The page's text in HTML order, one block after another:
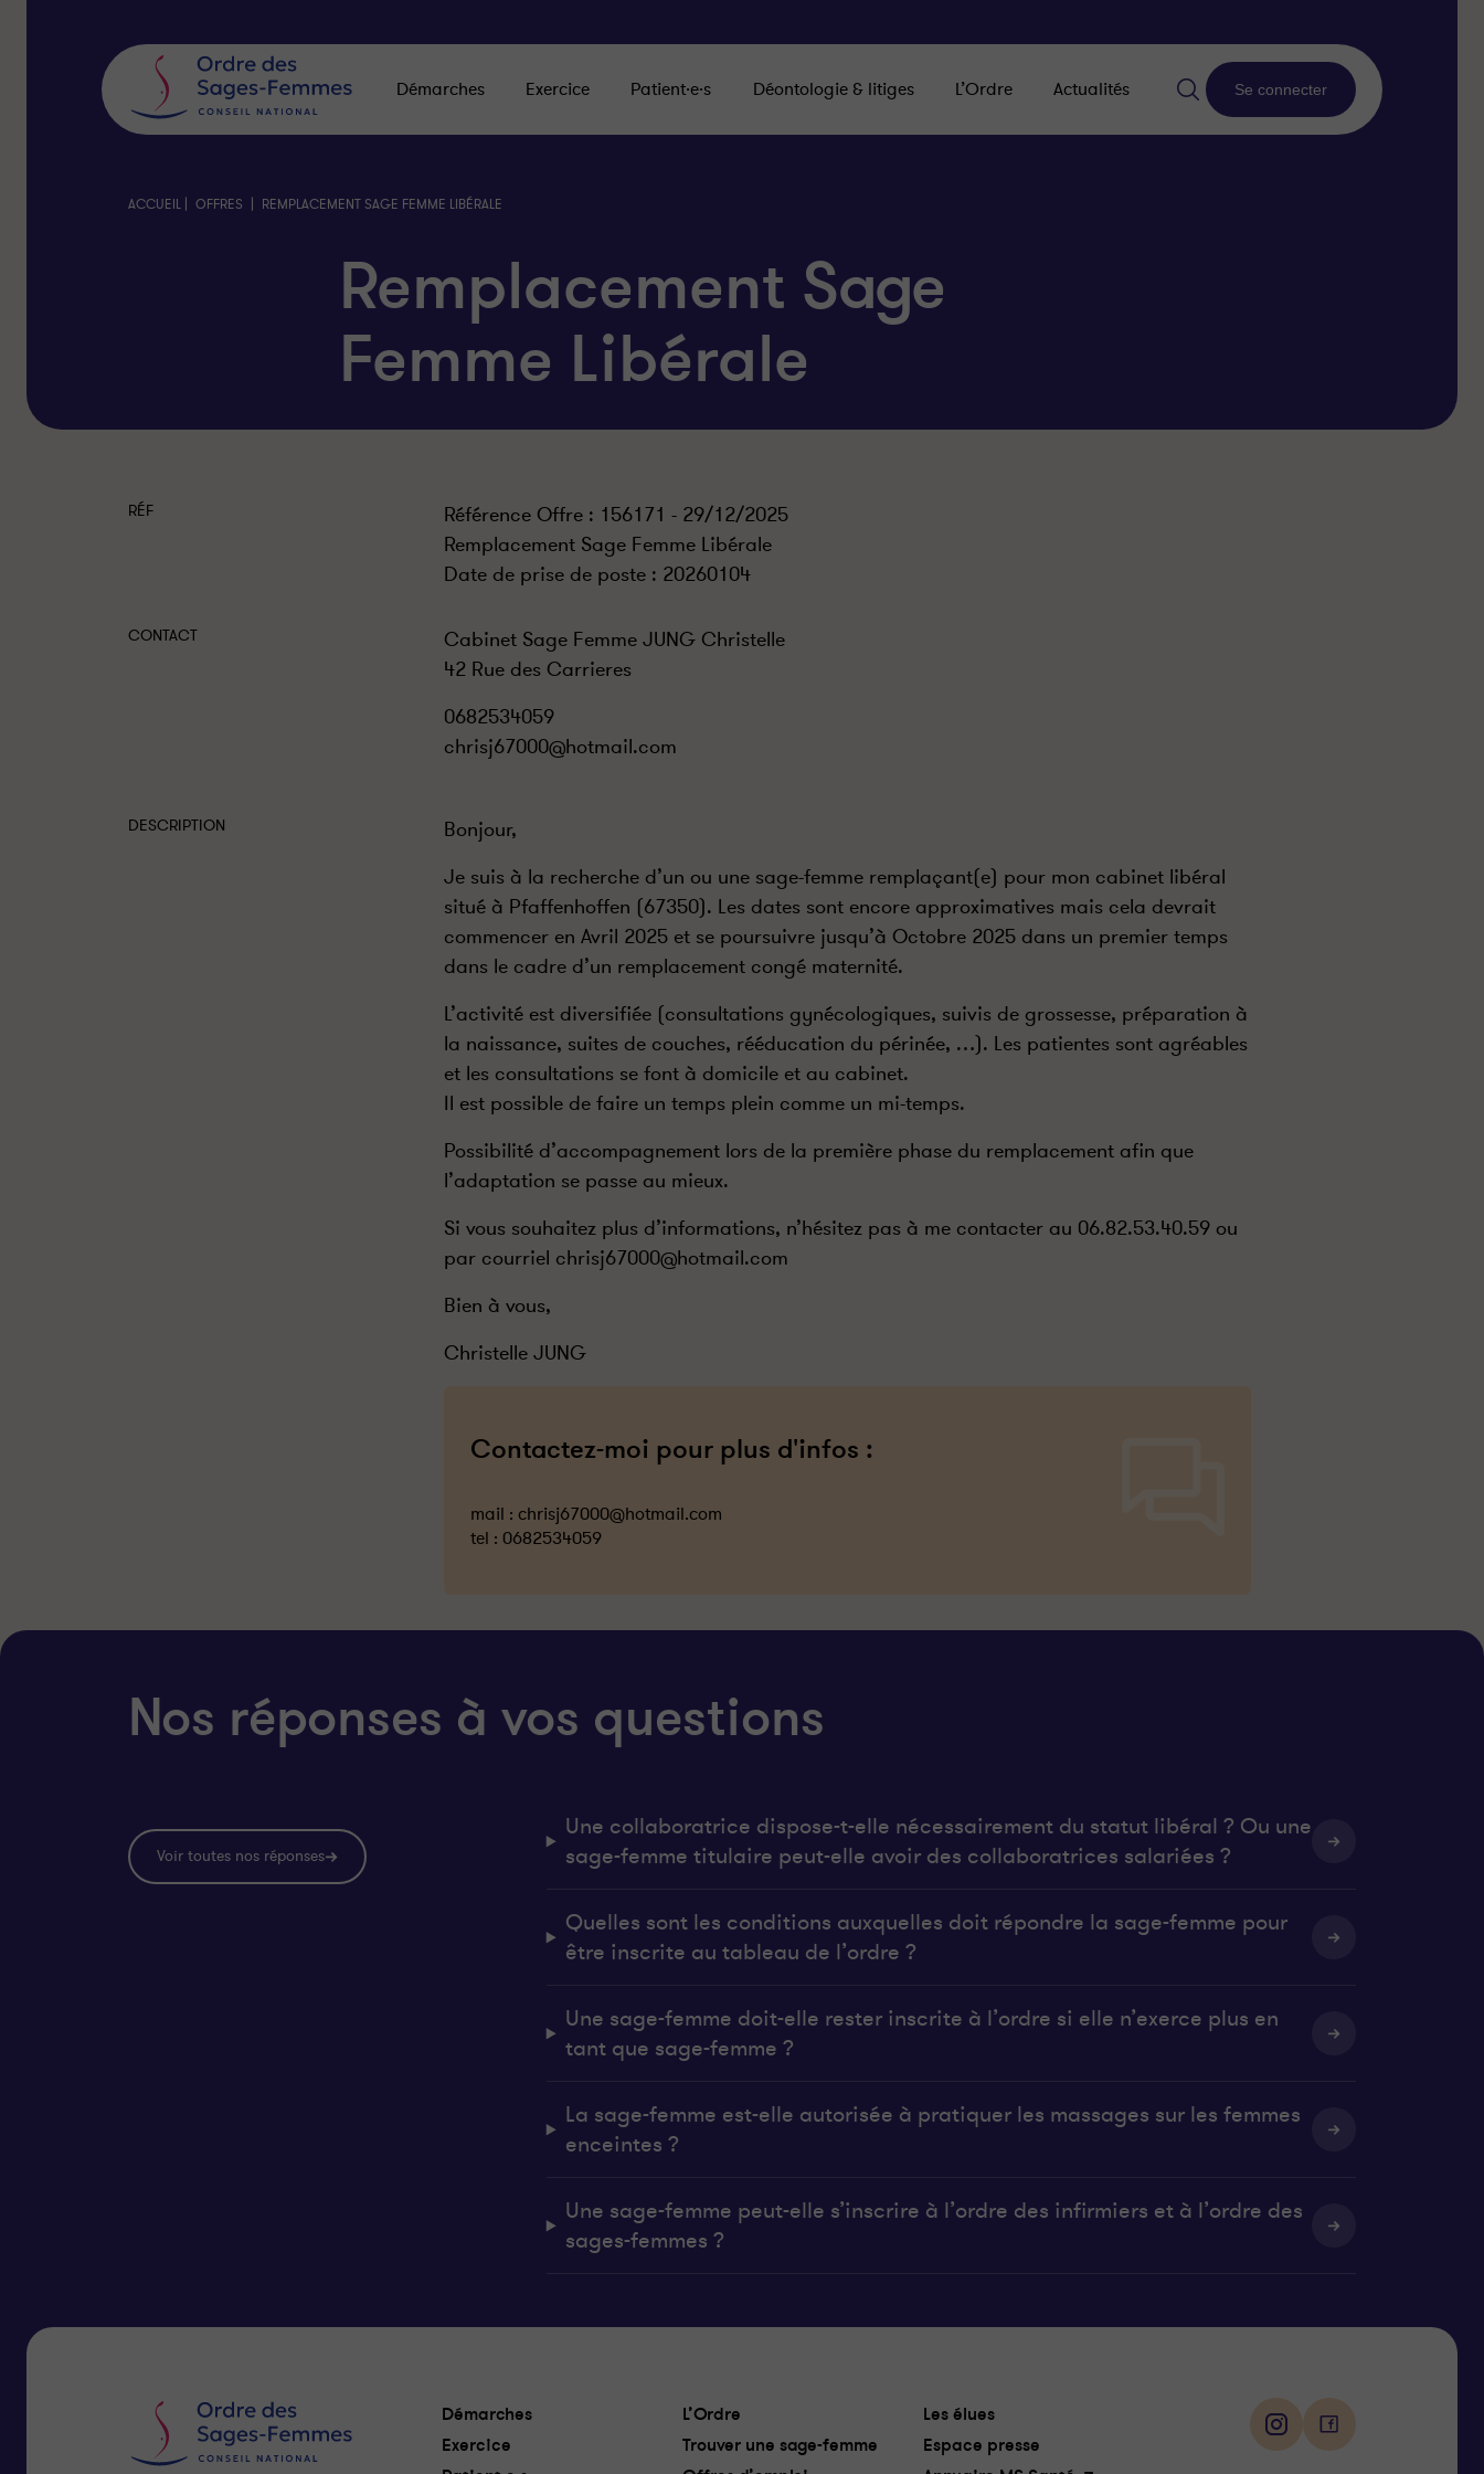
Démarches Exercice Patient·e·s Déontologie & litiges L’Ordre Actualités Se connecter
ACCUEIL | OFFRES | REMPLACEMENT SAGE FEMME LIBÉRALE
Remplacement Sage
Femme Libérale
RÉF
Référence Offre : 156171 - 29/12/2025
Remplacement Sage Femme Libérale
Date de prise de poste : 20260104
CONTACT
Cabinet Sage Femme JUNG Christelle
42 Rue des Carrieres
0682534059
chrisj67000@hotmail.com
DESCRIPTION
Bonjour,
Je suis à la recherche d’un ou une sage-femme remplaçant(e) pour mon cabinet libéral
situé à Pfaffenhoffen (67350). Les dates sont encore approximatives mais cela devrait
commencer en Avril 2025 et se poursuivre jusqu’à Octobre 2025 dans un premier temps
dans le cadre d’un remplacement congé maternité.
L’activité est diversifiée (consultations gynécologiques, suivis de grossesse, préparation à
la naissance, suites de couches, rééducation du périnée, …). Les patientes sont agréables
et les consultations se font à domicile et au cabinet.
Il est possible de faire un temps plein comme un mi-temps.
Possibilité d’accompagnement lors de la première phase du remplacement afin que
l’adaptation se passe au mieux.
Si vous souhaitez plus d’informations, n’hésitez pas à me contacter au 06.82.53.40.59 ou
par courriel chrisj67000@hotmail.com
Bien à vous,
Christelle JUNG
Contactez-moi pour plus d'infos :
mail : chrisj67000@hotmail.com
tel : 0682534059
Nos réponses à vos questions
Voir toutes nos réponses
Une collaboratrice dispose-t-elle nécessairement du statut libéral ? Ou une
sage-femme titulaire peut-elle avoir des collaboratrices salariées ?
Quelles sont les conditions auxquelles doit répondre la sage-femme pour
être inscrite au tableau de l’ordre ?
Une sage-femme doit-elle rester inscrite à l’ordre si elle n’exerce plus en
tant que sage-femme ?
La sage-femme est-elle autorisée à pratiquer les massages sur les femmes
enceintes ?
Une sage-femme peut-elle s’inscrire à l’ordre des infirmiers et à l’ordre des
sages-femmes ?
Démarches
Exercice
L’Ordre
Trouver une sage-femme
Les élues
Espace presse
i
f